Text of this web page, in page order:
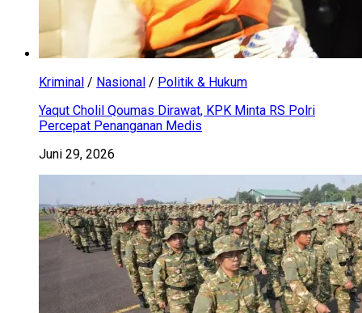
Kriminal / Nasional / Politik & Hukum
Yaqut Cholil Qoumas Dirawat, KPK Minta RS Polri
Percepat Penanganan Medis
Juni 29, 2026